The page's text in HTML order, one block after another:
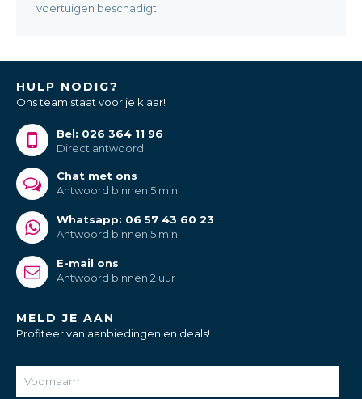
voertuigen beschadigt.
HULP NODIG?
Ons team staat voor je klaar!
Bel: 026 364 11 96
Direct antwoord
Chat met ons
Antwoord binnen 5 min.
Whatsapp: 06 57 43 60 23
Antwoord binnen 5 min.
E-mail ons
Antwoord binnen 2 uur
MELD JE AAN
Profiteer van aanbiedingen en deals!